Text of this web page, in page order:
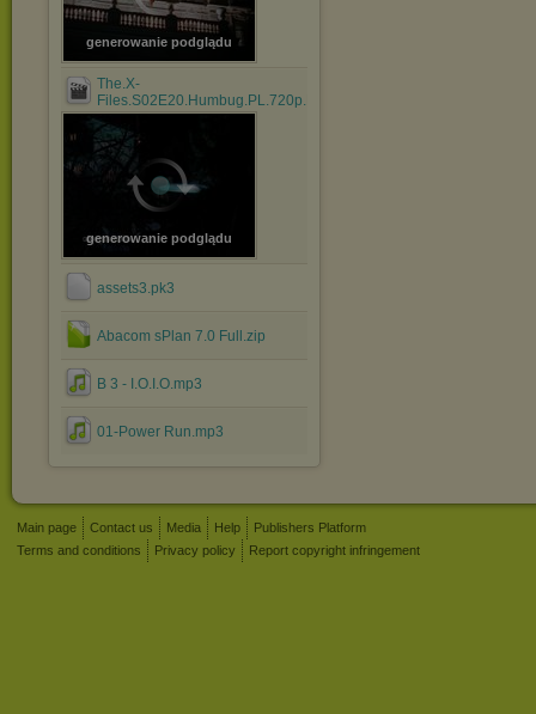
generowanie podglądu
The.X-
Files.S02E20.Humbug.PL.720p.BluRay.x264.AC3.mkv
generowanie podglądu
assets3.pk3
Abacom sPlan 7.0 Full.zip
B 3 - I.O.I.O.mp3
01-Power Run.mp3
Main page Contact us Media Help
Publishers Platform
Terms and conditions
Privacy policy Report copyright infringement